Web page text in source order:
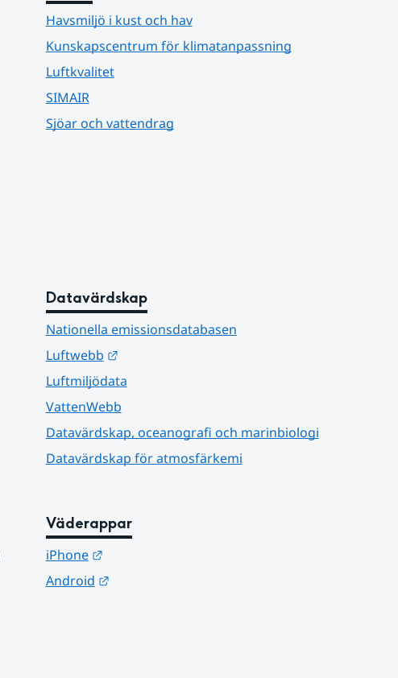
Havsmiljö i kust och hav
Kunskapscentrum för klimatanpassning
Luftkvalitet
SIMAIR
Sjöar och vattendrag
Datavärdskap
Nationella emissionsdatabasen
Luftwebb
Länk till annan webbplats.
Luftmiljödata
VattenWebb
Datavärdskap, oceanografi och marinbiologi
Datavärdskap för atmosfärkemi
Väderappar
iPhone
Länk till annan webbplats.
Android
Länk till annan webbplats.